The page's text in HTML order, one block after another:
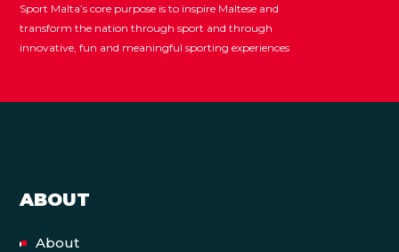
Sport Malta’s core purpose is to inspire Maltese and
transform the nation through sport and through
innovative, fun and meaningful sporting experiences
ABOUT
About